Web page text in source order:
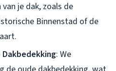
je dak, zoals de
Binnenstad of de
: We